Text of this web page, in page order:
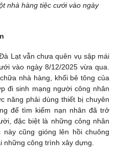
nhà hàng tiệc cưới vào ngày
Lạt vẫn chưa quên vụ sập mái
vào ngày 8/12/2025 vừa qua.
nhà hàng, khối bê tông của
đi sinh mạng người công nhân
năng phải dùng thiết bị chuyên
để tìm kiếm nạn nhân đã trở
đặc biệt là những công nhân
cũng gióng lên hồi chuông
những công trình xây dựng.